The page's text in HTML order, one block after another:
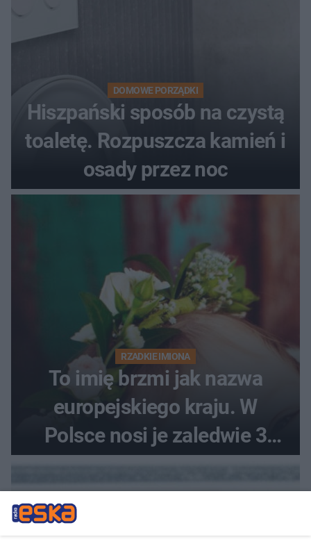
DOMOWE PORZĄDKI
Hiszpański sposób na czystą
toaletę. Rozpuszcza kamień i
osady przez noc
RZADKIE IMIONA
To imię brzmi jak nazwa
europejskiego kraju. W
Polsce nosi je zaledwie 3